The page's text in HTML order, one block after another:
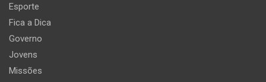
Esporte
Fica a Dica
Governo
Jovens
Missões